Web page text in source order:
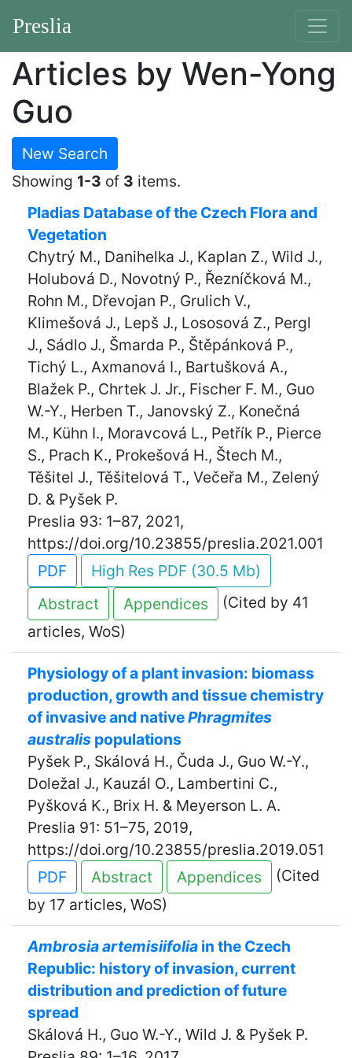
Preslia
Articles by Wen-Yong
Guo
New Search
Showing 1-3 of 3 items.
Pladias Database of the Czech Flora and
Vegetation
Chytrý M., Danihelka J., Kaplan Z., Wild J.,
Holubová D., Novotný P., Řezníčková M.,
Rohn M., Dřevojan P., Grulich V.,
Klimešová J., Lepš J., Lososová Z., Pergl
J., Sádlo J., Šmarda P., Štěpánková P.,
Tichý L., Axmanová I., Bartušková A.,
Blažek P., Chrtek J. Jr., Fischer F. M., Guo
W.-Y., Herben T., Janovský Z., Konečná
M., Kühn I., Moravcová L., Petřík P., Pierce
S., Prach K., Prokešová H., Štech M.,
Těšitel J., Těšitelová T., Večeřa M., Zelený
D. & Pyšek P.
Preslia 93: 1–87, 2021,
https://doi.org/10.23855/preslia.2021.001
PDF
High Res PDF (30.5 Mb)
Abstract
Appendices
(Cited by 41
articles, WoS)
Physiology of a plant invasion: biomass
production, growth and tissue chemistry
of invasive and nativePhragmites
australis populations
Pyšek P., Skálová H., Čuda J., Guo W.-Y.,
Doležal J., Kauzál O., Lambertini C.,
Pyšková K., Brix H. & Meyerson L. A.
Preslia 91: 51–75, 2019,
https://doi.org/10.23855/preslia.2019.051
PDF
Abstract Appendices
(Cited
by 17 articles, WoS)
Ambrosia artemisiifolia in the Czech
Republic: history of invasion, current
distribution and prediction of future
spread
Skálová H., Guo W.-Y., Wild J. & Pyšek P.